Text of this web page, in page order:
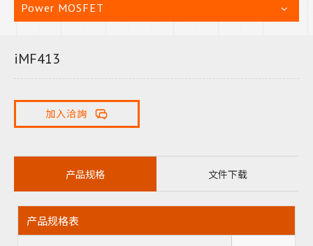
Power MOSFET
iMF413
加入洽詢
产品规格 文件下载
产品规格表